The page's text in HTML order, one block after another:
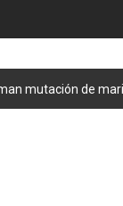
de mariposas en